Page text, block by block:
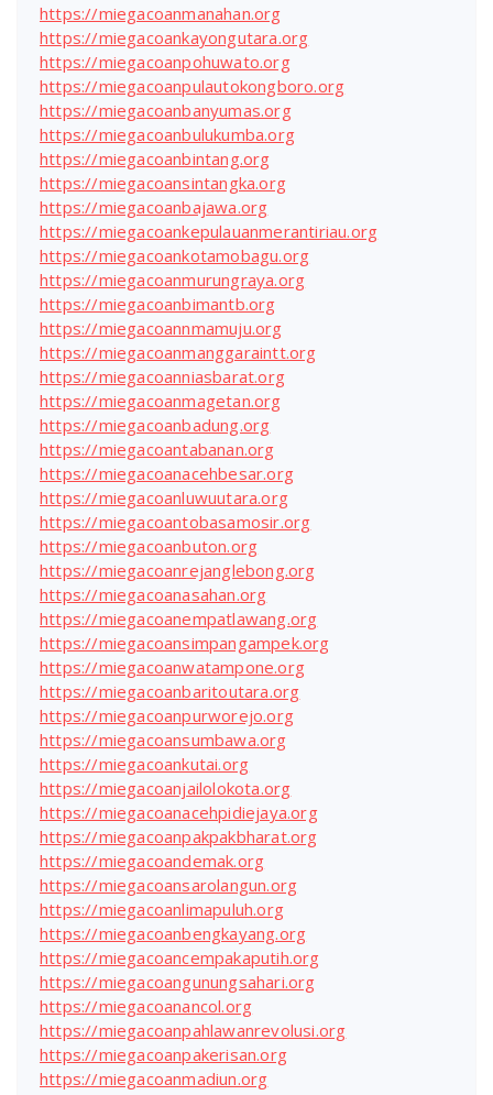
https://miegacoanmanahan.org
https://miegacoankayongutara.org
https://miegacoanpohuwato.org
https://miegacoanpulautokongboro.org
https://miegacoanbanyumas.org
https://miegacoanbulukumba.org
https://miegacoanbintang.org
https://miegacoansintangka.org
https://miegacoanbajawa.org
https://miegacoankepulauanmerantiriau.org
https://miegacoankotamobagu.org
https://miegacoanmurungraya.org
https://miegacoanbimantb.org
https://miegacoannmamuju.org
https://miegacoanmanggaraintt.org
https://miegacoanniasbarat.org
https://miegacoanmagetan.org
https://miegacoanbadung.org
https://miegacoantabanan.org
https://miegacoanacehbesar.org
https://miegacoanluwuutara.org
https://miegacoantobasamosir.org
https://miegacoanbuton.org
https://miegacoanrejanglebong.org
https://miegacoanasahan.org
https://miegacoanempatlawang.org
https://miegacoansimpangampek.org
https://miegacoanwatampone.org
https://miegacoanbaritoutara.org
https://miegacoanpurworejo.org
https://miegacoansumbawa.org
https://miegacoankutai.org
https://miegacoanjailolokota.org
https://miegacoanacehpidiejaya.org
https://miegacoanpakpakbharat.org
https://miegacoandemak.org
https://miegacoansarolangun.org
https://miegacoanlimapuluh.org
https://miegacoanbengkayang.org
https://miegacoancempakaputih.org
https://miegacoangunungsahari.org
https://miegacoanancol.org
https://miegacoanpahlawanrevolusi.org
https://miegacoanpakerisan.org
https://miegacoanmadiun.org